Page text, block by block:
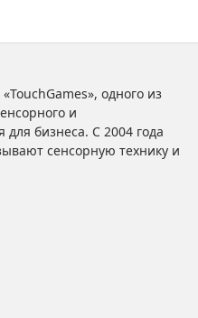
одного из
и
для бизнеса. С 2004 года
сенсорную технику и